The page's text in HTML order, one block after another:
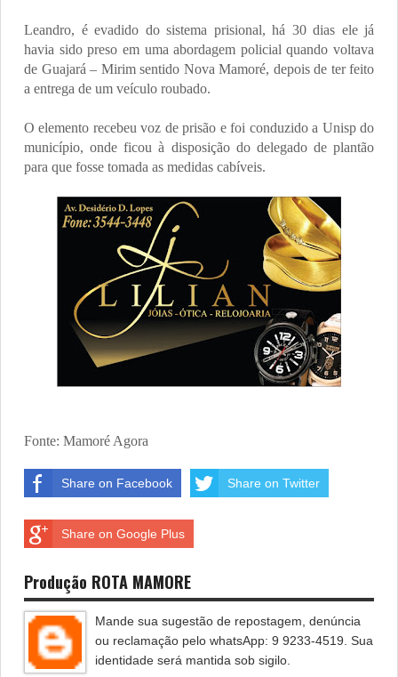
Leandro, é evadido do sistema prisional, há 30 dias ele já
havia sido preso em uma abordagem policial quando voltava
de Guajará – Mirim sentido Nova Mamoré, depois de ter feito
a entrega de um veículo roubado.
O elemento recebeu voz de prisão e foi conduzido a Unisp do
município, onde ficou à disposição do delegado de plantão
para que fosse tomada as medidas cabíveis.
Fonte: Mamoré Agora
Share on Facebook Share on Twitter
Share on Google Plus
Produção ROTA MAMORE
Mande sua sugestão de repostagem, denúncia
ou reclamação pelo whatsApp: 9 9233-4519. Sua
identidade será mantida sob sigilo.